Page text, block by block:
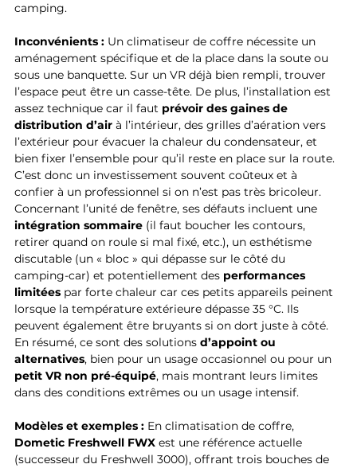
camping.
Inconvénients : Un climatiseur de coffre nécessite un
aménagement spécifique et de la place dans la soute ou
sous une banquette. Sur un VR déjà bien rempli, trouver
l’espace peut être un casse-tête. De plus, l’installation est
assez technique car il faut prévoir des gaines de
distribution d’air à l’intérieur, des grilles d’aération vers
l’extérieur pour évacuer la chaleur du condensateur, et
bien fixer l’ensemble pour qu’il reste en place sur la route.
C’est donc un investissement souvent coûteux et à
confier à un professionnel si on n’est pas très bricoleur.
Concernant l’unité de fenêtre, ses défauts incluent une
intégration sommaire (il faut boucher les contours,
retirer quand on roule si mal fixé, etc.), un esthétisme
discutable (un « bloc » qui dépasse sur le côté du
camping-car) et potentiellement des performances
limitées par forte chaleur car ces petits appareils peinent
lorsque la température extérieure dépasse 35 °C. Ils
peuvent également être bruyants si on dort juste à côté.
En résumé, ce sont des solutions d’appoint ou
alternatives, bien pour un usage occasionnel ou pour un
petit VR non pré-équipé, mais montrant leurs limites
dans des conditions extrêmes ou un usage intensif.
Modèles et exemples : En climatisation de coffre,
Dometic Freshwell FWX est une référence actuelle
(successeur du Freshwell 3000), offrant trois bouches de